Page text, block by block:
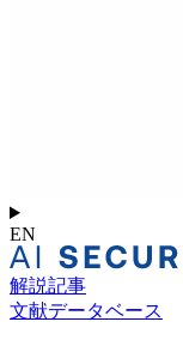
EN
解説記事
文献データベース